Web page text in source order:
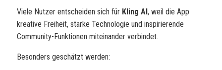
Viele Nutzer entscheiden sich für Kling AI, weil die App
kreative Freiheit, starke Technologie und inspirierende
Community-Funktionen miteinander verbindet.
Besonders geschätzt werden: